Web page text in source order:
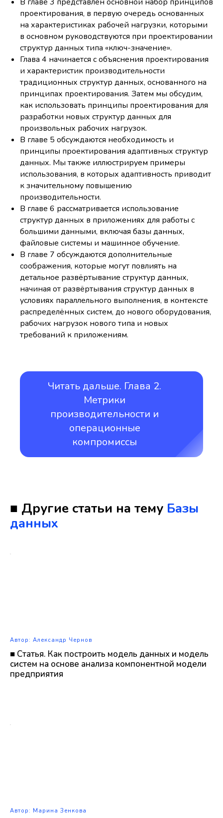
проектирования, в первую очередь основанных
на характеристиках рабочей нагрузки, которыми
в основном руководствуются при проектировании
структур данных типа «ключ-значение».
Глава 4 начинается с объяснения проектирования
и характеристик производительности
традиционных структур данных, основанного на
принципах проектирования. Затем мы обсудим,
как использовать принципы проектирования для
разработки новых структур данных для
произвольных рабочих нагрузок.
В главе 5 обсуждаются необходимость и
принципы проектирования адаптивных структур
данных. Мы также иллюстрируем примеры
использования, в которых адаптивность приводит
к значительному повышению
производительности.
В главе 6 рассматривается использование
структур данных в приложениях для работы с
большими данными, включая базы данных,
файловые системы и машинное обучение.
В главе 7 обсуждаются дополнительные
соображения, которые могут повлиять на
детальное развёртывание структур данных,
начиная от развёртывания структур данных в
условиях параллельного выполнения, в контексте
распределённых систем, до нового оборудования,
рабочих нагрузок нового типа и новых
требований к приложениям.
Читать дальше. Глава 2.
Метрики
производительности и
операционные
компромиссы
■ Другие статьи на тему Базы
данных
Автор: Александр Чернов
■ Статья. Как построить модель данных и модель
систем на основе анализа компонентной модели
предприятия
Автор: Марина Зенкова